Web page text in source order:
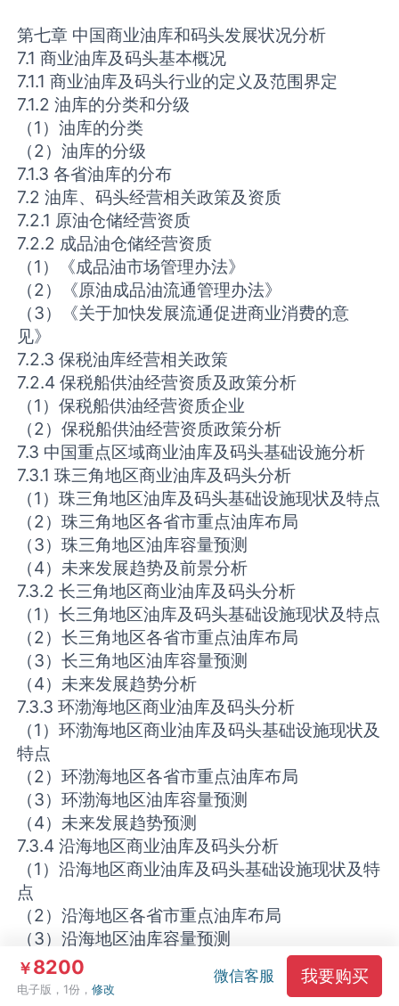
第七章 中国商业油库和码头发展状况分析
7.1 商业油库及码头基本概况
7.1.1 商业油库及码头行业的定义及范围界定
7.1.2 油库的分类和分级
（1）油库的分类
（2）油库的分级
7.1.3 各省油库的分布
7.2 油库、码头经营相关政策及资质
7.2.1 原油仓储经营资质
7.2.2 成品油仓储经营资质
（1）《成品油市场管理办法》
（2）《原油成品油流通管理办法》
（3）《关于加快发展流通促进商业消费的意
见》
7.2.3 保税油库经营相关政策
7.2.4 保税船供油经营资质及政策分析
（1）保税船供油经营资质企业
（2）保税船供油经营资质政策分析
7.3 中国重点区域商业油库及码头基础设施分析
7.3.1 珠三角地区商业油库及码头分析
（1）珠三角地区油库及码头基础设施现状及特点
（2）珠三角地区各省市重点油库布局
（3）珠三角地区油库容量预测
（4）未来发展趋势及前景分析
7.3.2 长三角地区商业油库及码头分析
（1）长三角地区油库及码头基础设施现状及特点
（2）长三角地区各省市重点油库布局
（3）长三角地区油库容量预测
（4）未来发展趋势分析
7.3.3 环渤海地区商业油库及码头分析
（1）环渤海地区商业油库及码头基础设施现状及
特点
（2）环渤海地区各省市重点油库布局
（3）环渤海地区油库容量预测
（4）未来发展趋势预测
7.3.4 沿海地区商业油库及码头分析
（1）沿海地区商业油库及码头基础设施现状及特
点
（2）沿海地区各省市重点油库布局
（3）沿海地区油库容量预测
（4）未来发展趋势分析
7.4 油库及码头行业市场前景预测
￥8200
电子版，1份，修改
微信客服 我要购买